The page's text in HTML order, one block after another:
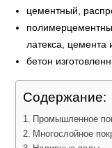
цементный,
латекса, цемента
бетон
Содержание:
Промышленное
Многослойное